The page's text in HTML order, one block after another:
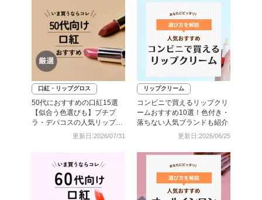
口紅・リップグロス
50代におすすめの口紅15選
【似合う色選びも】プチプ
ラ・デパコスの人気リップを
更新日:2026/07/31
リップクリーム
コンビニで買えるリップクリ
ームおすすめ10選！色付き・
落ちない人気ブランドも紹介
更新日:2026/06/25